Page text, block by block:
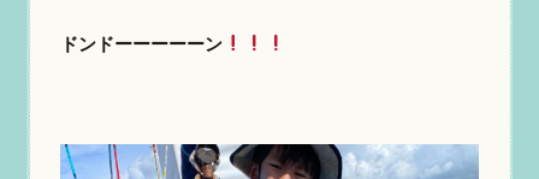
ドンドーーーーーン